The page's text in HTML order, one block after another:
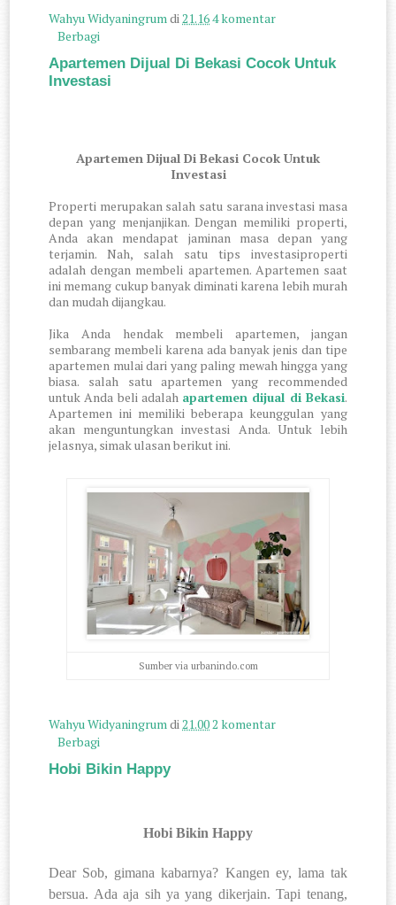
Wahyu Widyaningrumdi21.164 komentar
Berbagi
Apartemen Dijual Di Bekasi Cocok Untuk
Investasi
Apartemen Dijual Di Bekasi Cocok Untuk
Investasi
Properti merupakan salah satu sarana investasi masa
depan yang menjanjikan. Dengan memiliki properti,
Anda akan mendapat jaminan masa depan yang
terjamin. Nah, salah satu tips investasiproperti
adalah dengan membeli apartemen. Apartemen saat
ini memang cukup banyak diminati karena lebih murah
dan mudah dijangkau.
Jika Anda hendak membeli apartemen, jangan
sembarang membeli karena ada banyak jenis dan tipe
apartemen mulai dari yang paling mewah hingga yang
biasa. salah satu apartemen yang recommended
untuk Anda beli adalah apartemen dijual di Bekasi.
Apartemen ini memiliki beberapa keunggulan yang
akan menguntungkan investasi Anda. Untuk lebih
jelasnya, simak ulasan berikut ini.
Sumber via urbanindo.com
Wahyu Widyaningrumdi21.002 komentar
Berbagi
Hobi Bikin Happy
Hobi Bikin Happy
Dear Sob, gimana kabarnya? Kangen ey, lama tak
bersua. Ada aja sih ya yang dikerjain. Tapi tenang,